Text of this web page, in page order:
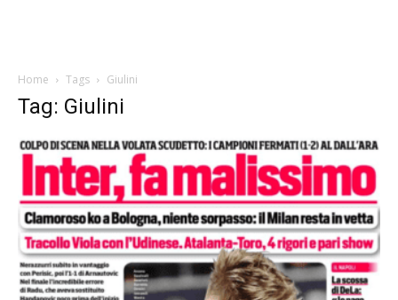
Home Tags Giulini
Tag: Giulini